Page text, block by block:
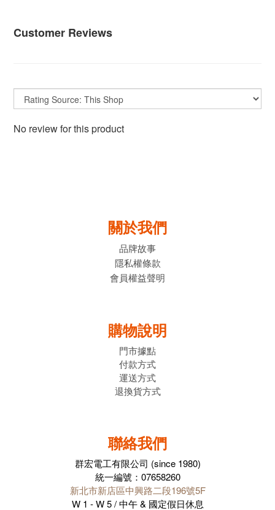
Customer Reviews
No review for this product
關於我們
品牌故事
隱私權條款
會員權益聲明
購物說明
門市據點
付款方式
運送方式
退換貨方式
聯絡我們
群宏電工有限公司 (since 1980)
統一編號：07658260
新北市新店區中興路二段196號5F
W 1 - W 5 / 中午 & 國定假日休息